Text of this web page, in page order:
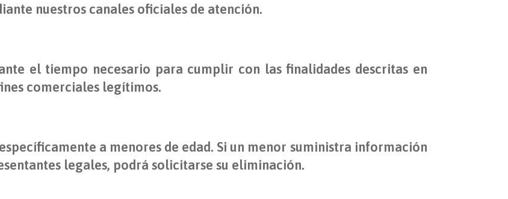
nuestros canales oficiales de atención.
el tiempo necesario para cumplir con las finalidades descritas en
comerciales legítimos.
a menores de edad. Si un menor suministra información
legales, podrá solicitarse su eliminación.